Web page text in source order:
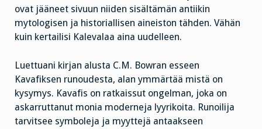
ovat jääneet sivuun niiden sisältämän antiikin
mytologisen ja historiallisen aineiston tähden. Vähän
kuin kertailisi Kalevalaa aina uudelleen.
Luettuani kirjan alusta C.M. Bowran esseen
Kavafiksen runoudesta, alan ymmärtää mistä on
kysymys. Kavafis on ratkaissut ongelman, joka on
askarruttanut monia moderneja lyyrikoita. Runoilija
tarvitsee symboleja ja myyttejä antaakseen